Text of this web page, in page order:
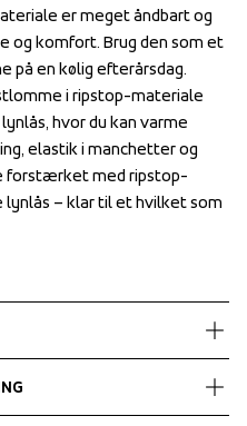
er meget åndbart og
og komfort. Brug den som et
på en kølig efterårsdag.
i ripstop-materiale
hvor du kan varme
elastik i manchetter og
forstærket med ripstop-
– klar til et hvilket som
er meget åndbart og
og komfort. Brug den som et
på en kølig efterårsdag.
i ripstop-materiale
hvor du kan varme
elastik i manchetter og
forstærket med ripstop-
– klar til et hvilket som